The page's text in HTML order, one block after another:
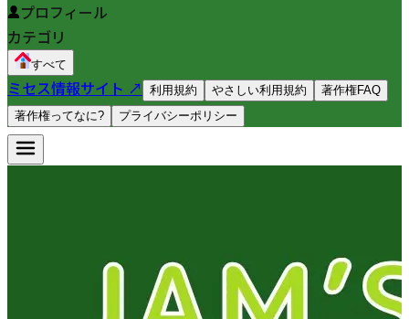
プロフィール
カテゴリ
すべて
ミセス情報サイト ↗ 利用規約 やさしい利用規約
著作権FAQ
著作権ってなに?
プライバシーポリシー